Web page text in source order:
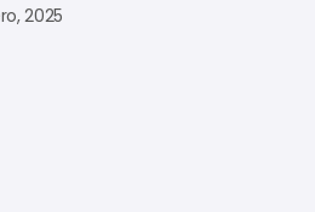
2025